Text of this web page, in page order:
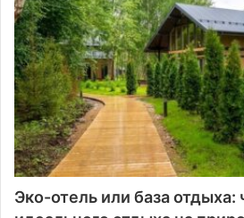
Эко-отель или база отдыха: